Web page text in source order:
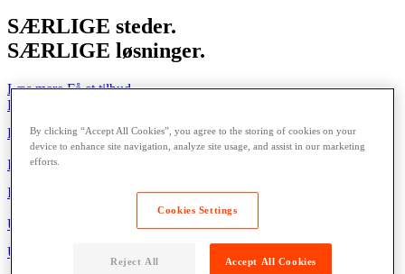
SÆRLIGE steder.
SÆRLIGE løsninger.
Læs mere Få et tilbud
Drop Box Lockers
Drop Box Lockers
Læs mere
Indendørsskabe
Indendørsskabe
Læs mere
Udendørsskabe
Udendørsskabe
Læs mere
By clicking “Accept All Cookies”, you agree to the storing of cookies on your
device to enhance site navigation, analyze site usage, and assist in our marketing
efforts.
Cookies Settings
Reject All Accept All Cookies